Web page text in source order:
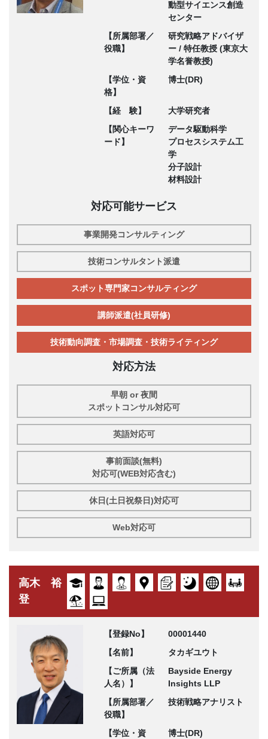
動型サイエンス創造
センター
【所属部署／
役職】
研究戦略アドバイザ
ー / 特任教授 (東京大
学名誉教授)
【学位・資
格】
博士(DR)
【経 験】
大学研究者
【関心キーワ
ード】
データ駆動科学
プロセスシステム工
学
分子設計
材料設計
対応可能サービス
事業開発コンサルティング
技術コンサルタント派遣
スポット専門家コンサルティング
講師派遣(社員研修)
技術動向調査・市場調査・技術ライティング
対応方法
早朝 or 夜間
スポットコンサル対応可
英語対応可
事前面談(無料)
対応可(WEB対応含む)
休日(土日祝祭日)対応可
Web対応可
高木 裕
登
【登録No】
00001440
【名前】
タカギユウト
【ご所属（法
人名）】
Bayside Energy
Insights LLP
【所属部署／
役職】
技術戦略アナリスト
【学位・資 博士(DR)